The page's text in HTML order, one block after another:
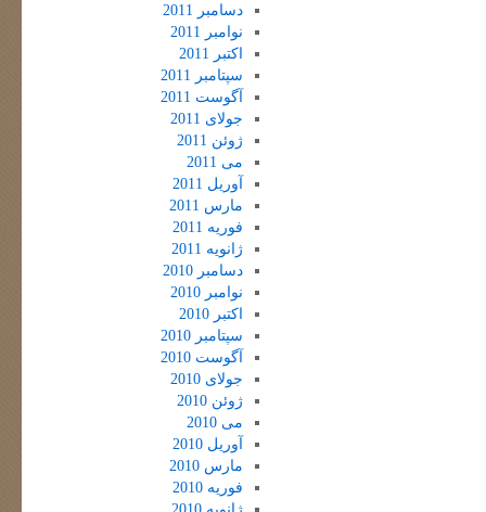
دسامبر 2011
نوامبر 2011
اکتبر 2011
سپتامبر 2011
آگوست 2011
جولای 2011
ژوئن 2011
می 2011
آوریل 2011
مارس 2011
فوریه 2011
ژانویه 2011
دسامبر 2010
نوامبر 2010
اکتبر 2010
سپتامبر 2010
آگوست 2010
جولای 2010
ژوئن 2010
می 2010
آوریل 2010
مارس 2010
فوریه 2010